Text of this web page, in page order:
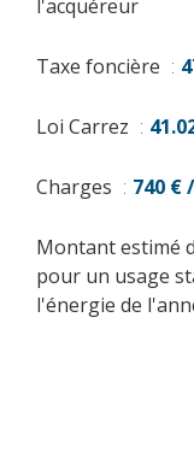
l'acquéreur
Taxe foncière
Loi Carrez
Charges 740 €
Montant estimé
pour un usage
l'énergie de